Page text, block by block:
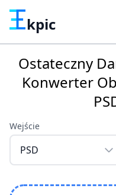
kpic
Ostateczny
Konwerter
Wejście
PSD